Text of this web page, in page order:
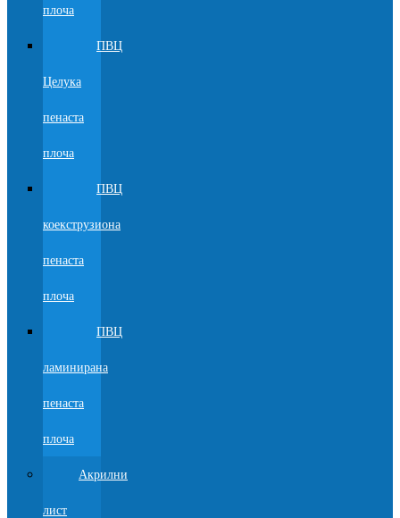
плоча
ПВЦ
Целука
пенаста
плоча
ПВЦ
коекструзиона
пенаста
плоча
ПВЦ
ламинирана
пенаста
плоча
Акрилни
лист